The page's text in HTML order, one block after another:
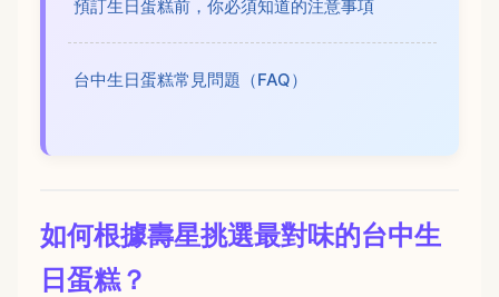
預訂生日蛋糕前，你必須知道的注意事項
台中生日蛋糕常見問題（FAQ）
如何根據壽星挑選最對味的台中生
日蛋糕？